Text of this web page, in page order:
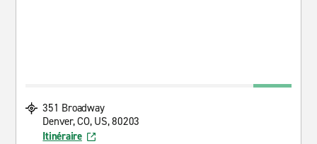
351 Broadway
Denver, CO, US, 80203
Itinéraire